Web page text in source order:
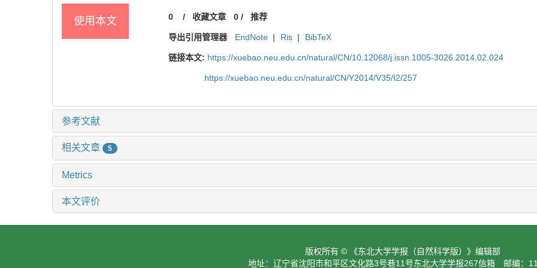
使用本文 0 / 收藏文章 0/ 推荐
导出引用管理器 EndNote | Ris | BibTeX
链接本文: https://xuebao.neu.edu.cn/natural/CN/10.12068/j.issn.1005-3026.2014.02.024
https://xuebao.neu.edu.cn/natural/CN/Y2014/V35/I2/257
参考文献
相关文章 5
Metrics
本文评价
版权所有 © 《东北大学学报（自然科学版）》编辑部
地址：辽宁省沈阳市和平区文化路3号巷11号东北大学学报267信箱 邮编：